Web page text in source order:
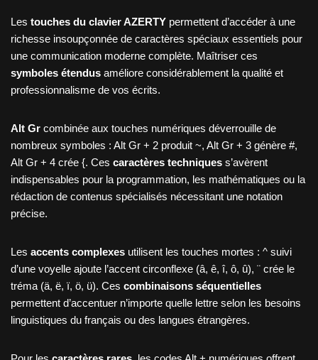
Les touches du clavier AZERTY permettent d’accéder à une
richesse insoupçonnée de caractères spéciaux essentiels pour
une communication moderne complète. Maîtriser ces
symboles étendus améliore considérablement la qualité et
professionnalisme de vos écrits.
Alt Gr combinée aux touches numériques déverrouille de
nombreux symboles : Alt Gr + 2 produit ~, Alt Gr + 3 génère #,
Alt Gr + 4 crée {. Ces caractères techniques s’avèrent
indispensables pour la programmation, les mathématiques ou la
rédaction de contenus spécialisés nécessitant une notation
précise.
Les accents complexes utilisent les touches mortes : ^ suivi
d’une voyelle ajoute l’accent circonflexe (â, ê, î, ô, û), ¨ crée le
tréma (ä, ë, ï, ö, ü). Ces combinaisons séquentielles
permettent d’accentuer n’importe quelle lettre selon les besoins
linguistiques du français ou des langues étrangères.